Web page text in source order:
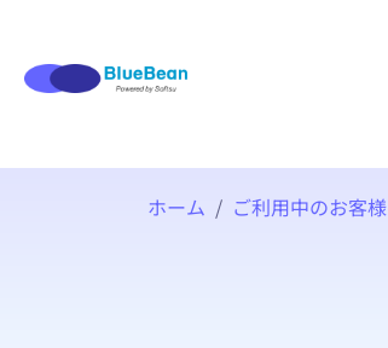
ホーム ご利用中のお客様